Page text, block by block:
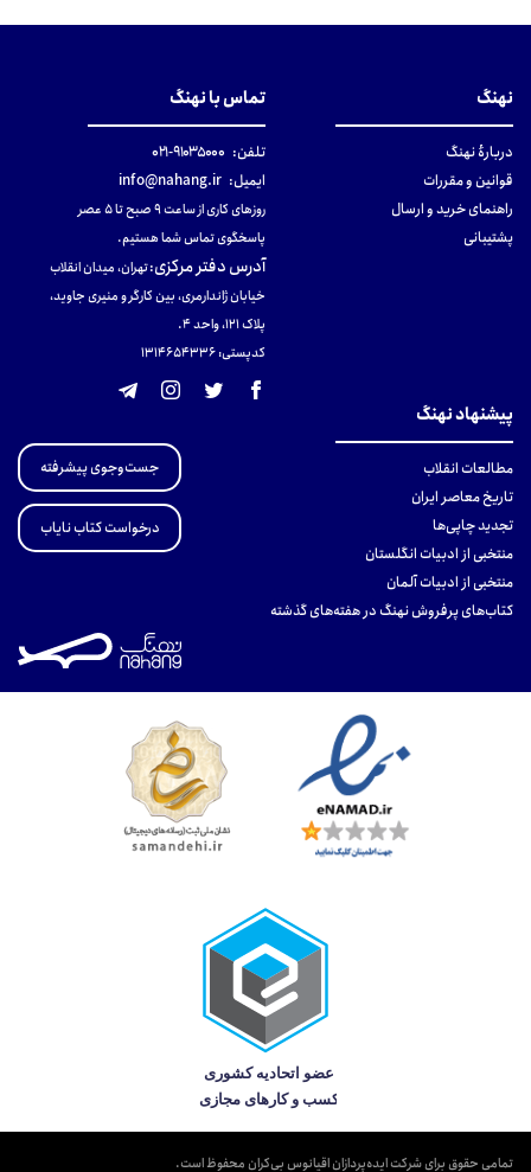
نهنگ
دربارهٔ نهنگ
قوانین و مقررات
راهنمای خرید و ارسال
پشتیبانی
تماس با نهنگ
تلفن: ۹۱۰۳۵۰۰۰-۰۲۱
ایمیل: info@nahang.ir
روزهای کاری از ساعت ۹ صبح تا ۵ عصر
پاسخگوی تماس شما هستیم.
آدرس دفتر مرکزی:تهران، میدان انقلاب
خیابان ژاندارمری، بین کارگر و منیری جاوید،
پلاک 121، واحد ۴.
کدپستی: 131465433۶
پیشنهاد نهنگ
مطالعات انقلاب
تاریخ معاصر ایران
تجدید چاپی‌ها
منتخبی از ادبیات انگلستان
منتخبی از ادبیات آلمان
کتاب‌های پرفروش نهنگ در هفته‌های گذشته
جست‌وجوی پیشرفته
درخواست کتاب نایاب
تمامی حقوق برای شرکت ایده‌پردازان اقیانوس بی‌کران محفوظ است.